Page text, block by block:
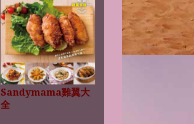
Sandymama雞翼大
全